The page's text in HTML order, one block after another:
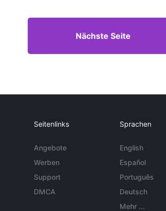
Nächste Seite
Seitenlinks
Angebote
Werben
Support
DMCA
Sprachen
English
Español
Português
Deutsch
Mehr ...